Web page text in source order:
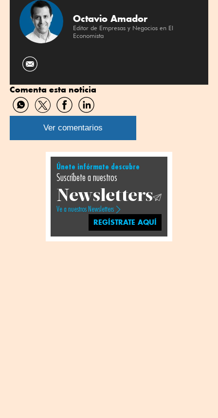
Octavio Amador
Editor de Empresas y Negocios en El
Economista
Comenta esta noticia
Compartir
por
WhatsApp
Compartir
por
Twitter
Compartir
por
Facebook
Compartir
por
Linkedin
Ver comentarios
Únete infórmate descubre
Suscríbete a nuestros
Newsletters
Ve a nuestros Newsletters
REGÍSTRATE AQUÍ